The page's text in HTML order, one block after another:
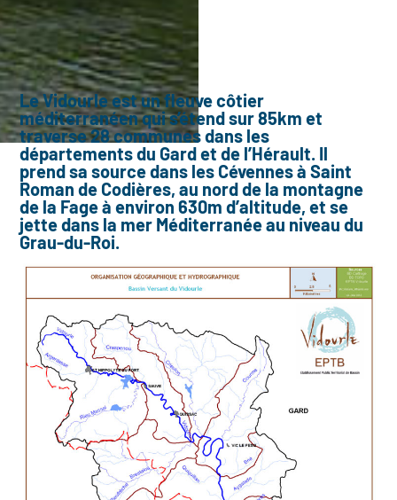
Le Vidourle est un fleuve côtier
méditerranéen qui s’étend sur 85km et
traverse 28 communes dans les
départements du Gard et de l’Hérault. Il
prend sa source dans les Cévennes à Saint
Roman de Codières, au nord de la montagne
de la Fage à environ 630m d’altitude, et se
jette dans la mer Méditerranée au niveau du
Grau-du-Roi.